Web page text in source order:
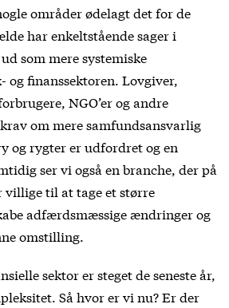
områder ødelagt det for de
har enkeltstående sager i
som mere systemiske
og finanssektoren. Lovgiver,
NGO’er og andre
om mere samfundsansvarlig
og rygter er udfordret og en
ser vi også en branche, der på
villige til at tage et større
adfærdsmæssige ændringer og
omstilling.
sektor er steget de seneste år,
Så hvor er vi nu? Er der